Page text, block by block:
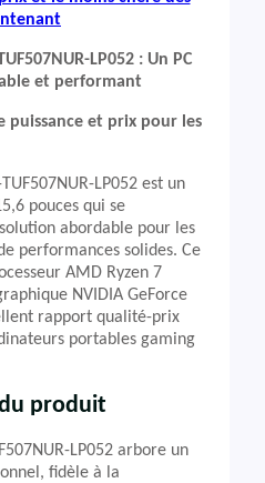
LP052 : Un PC
et performant
puissance et prix pour les
TUF507NUR-LP052 est un
pouces qui se
abordable pour les
performances solides. Ce
AMD Ryzen 7
NVIDIA GeForce
rapport qualité-prix
portables gaming
produit
LP052 arbore un
fidèle à la